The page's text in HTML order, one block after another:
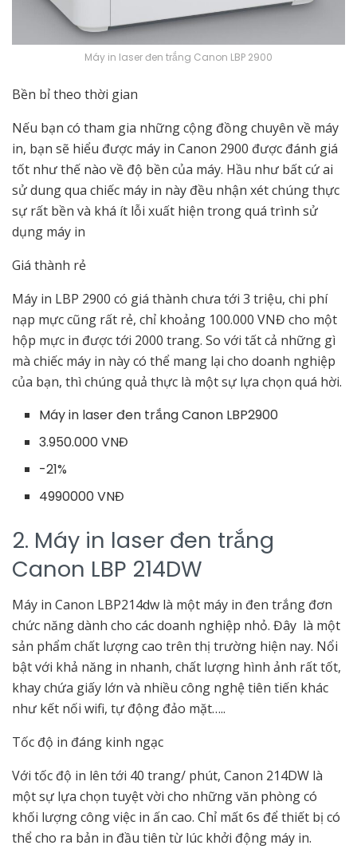
Máy in laser đen trắng Canon LBP 2900
Bền bỉ theo thời gian
Nếu bạn có tham gia những cộng đồng chuyên về máy
in, bạn sẽ hiểu được máy in Canon 2900 được đánh giá
tốt như thế nào về độ bền của máy. Hầu như bất cứ ai
sử dung qua chiếc máy in này đều nhận xét chúng thực
sự rất bền và khá ít lỗi xuất hiện trong quá trình sử
dụng máy in
Giá thành rẻ
Máy in LBP 2900 có giá thành chưa tới 3 triệu, chi phí
nạp mực cũng rất rẻ, chỉ khoảng 100.000 VNĐ cho một
hộp mực in được tới 2000 trang. So với tất cả những gì
mà chiếc máy in này có thể mang lại cho doanh nghiệp
của bạn, thì chúng quả thực là một sự lựa chọn quá hời.
Máy in laser đen trắng Canon LBP2900
3.950.000 VNĐ
-21%
4990000 VNĐ
2. Máy in laser đen trắng
Canon LBP 214DW
Máy in Canon LBP214dw là một máy in đen trắng đơn
chức năng dành cho các doanh nghiệp nhỏ. Đây là một
sản phẩm chất lượng cao trên thị trường hiện nay. Nổi
bật với khả năng in nhanh, chất lượng hình ảnh rất tốt,
khay chứa giấy lớn và nhiều công nghệ tiên tiến khác
như kết nối wifi, tự động đảo mặt…..
Tốc độ in đáng kinh ngạc
Với tốc độ in lên tới 40 trang/ phút, Canon 214DW là
một sự lựa chọn tuyệt vời cho những văn phòng có
khối lượng công việc in ấn cao. Chỉ mất 6s để thiết bị có
thể cho ra bản in đầu tiên từ lúc khởi động máy in.